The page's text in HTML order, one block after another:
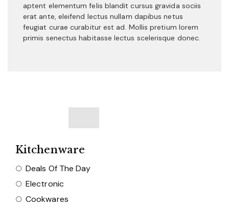
aptent elementum felis blandit cursus gravida sociis
erat ante, eleifend lectus nullam dapibus netus
feugiat curae curabitur est ad. Mollis pretium lorem
primis senectus habitasse lectus scelerisque donec.
Kitchenware
Deals Of The Day
Electronic
Cookwares